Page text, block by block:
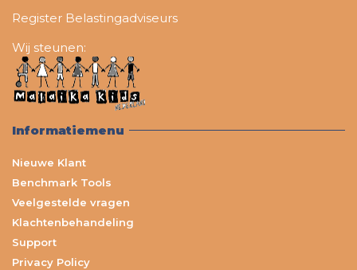
Register Belastingadviseurs
Wij steunen:
Informatiemenu
Nieuwe Klant
Benchmark Tools
Veelgestelde vragen
Klachtenbehandeling
Support
Privacy Policy